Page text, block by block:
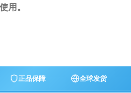
用。
正品保障 全球发货